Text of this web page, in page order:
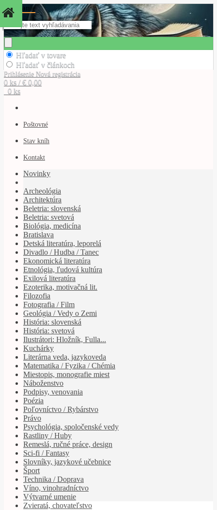
Hľadanie
Hľadať v tovare
Hľadať v článkoch
Prihlásenie Nová registrácia
0 ks / € 0,00
0 ks
Poštovné
Stav kníh
Kontakt
Novinky
Archeológia
Architektúra
Beletria: slovenská
Beletria: svetová
Biológia, medicína
Bratislava
Detská literatúra, leporelá
Divadlo / Hudba / Tanec
Ekonomická literatúra
Etnológia, ľudová kultúra
Exilová literatúra
Ezoterika, motivačná lit.
Filozofia
Fotografia / Film
Geológia / Vedy o Zemi
História: slovenská
História: svetová
Ilustrátori: Hložník, Fulla...
Kuchárky
Literárna veda, jazykoveda
Matematika / Fyzika / Chémia
Miestopis, monografie miest
Náboženstvo
Podpisy, venovania
Poézia
Poľovníctvo / Rybárstvo
Právo
Psychológia, spoločenské vedy
Rastliny / Huby
Remeslá, ručné práce, design
Sci-fi / Fantasy
Slovníky, jazykové učebnice
Šport
Technika / Doprava
Víno, vinohradníctvo
Výtvarné umenie
Zvieratá, chovateľstvo